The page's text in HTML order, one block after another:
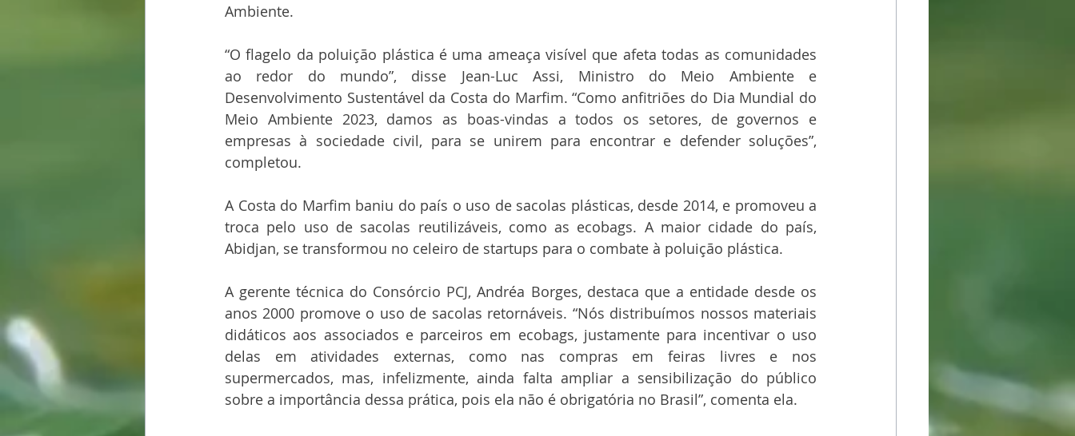
Ambiente.
“O flagelo da poluição plástica é uma ameaça visível que afeta todas as comunidades
ao redor do mundo”, disse Jean-Luc Assi, Ministro do Meio Ambiente e
Desenvolvimento Sustentável da Costa do Marfim. “Como anfitriões do Dia Mundial do
Meio Ambiente 2023, damos as boas-vindas a todos os setores, de governos e
empresas à sociedade civil, para se unirem para encontrar e defender soluções”,
completou.
A Costa do Marfim baniu do país o uso de sacolas plásticas, desde 2014, e promoveu a
troca pelo uso de sacolas reutilizáveis, como as ecobags. A maior cidade do país,
Abidjan, se transformou no celeiro de startups para o combate à poluição plástica.
A gerente técnica do Consórcio PCJ, Andréa Borges, destaca que a entidade desde os
anos 2000 promove o uso de sacolas retornáveis. “Nós distribuímos nossos materiais
didáticos aos associados e parceiros em ecobags, justamente para incentivar o uso
delas em atividades externas, como nas compras em feiras livres e nos
supermercados, mas, infelizmente, ainda falta ampliar a sensibilização do público
sobre a importância dessa prática, pois ela não é obrigatória no Brasil”, comenta ela.